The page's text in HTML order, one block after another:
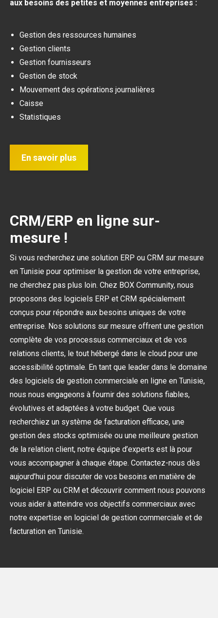
aux besoins des petites et moyennes entreprises :
Gestion des ressources humaines
Gestion clients
Gestion fournisseurs
Gestion de stock
Mouvement des opérations journalières
Caisse
Statistiques
En savoir plus
CRM/ERP en ligne sur-
mesure !
Si vous recherchez une solution ERP ou CRM sur mesure
en Tunisie pour optimiser la gestion de votre entreprise,
ne cherchez pas plus loin. Chez BOX Community, nous
proposons des logiciels ERP et CRM spécialement
conçus pour répondre aux besoins uniques de votre
entreprise. Nos solutions sur mesure offrent une gestion
complète de vos processus commerciaux et de vos
relations clients, le tout hébergé dans le cloud pour une
accessibilité optimale. En tant que leader dans le domaine
des logiciels de gestion commerciale en ligne en Tunisie,
nous nous engageons à fournir des solutions fiables,
évolutives et adaptées à votre budget. Que vous
recherchiez un système de facturation efficace, une
gestion des stocks optimisée ou une meilleure gestion
de la relation client, notre équipe d’experts est là pour
vous accompagner à chaque étape. Contactez-nous dès
aujourd’hui pour discuter de vos besoins en matière de
logiciel ERP ou CRM et découvrir comment nous pouvons
vous aider à atteindre vos objectifs commerciaux avec
notre expertise en logiciel de gestion commerciale et de
facturation en Tunisie.